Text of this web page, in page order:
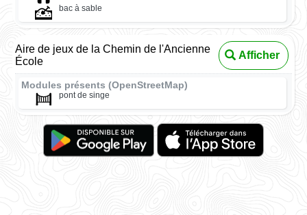
bac à sable
Aire de jeux de la Chemin de l'Ancienne
École
Afficher
Modules présents (OpenStreetMap)
pont de singe